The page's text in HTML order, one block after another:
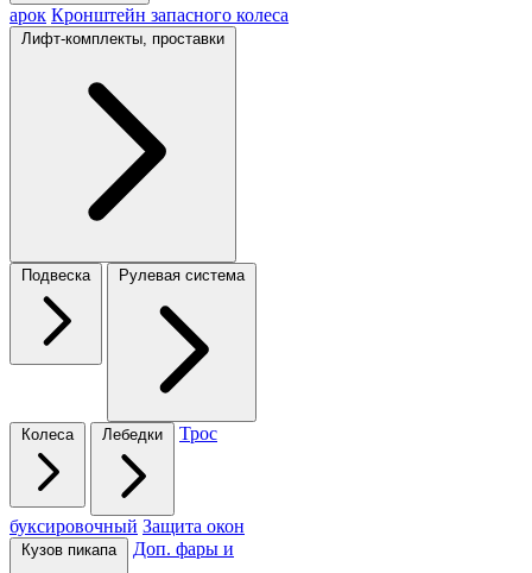
арок Кронштейн запасного колеса
Лифт-комплекты, проставки
Подвеска Рулевая система
Колеса Лебедки Трос
буксировочный Защита окон
Кузов пикапа Доп. фары и